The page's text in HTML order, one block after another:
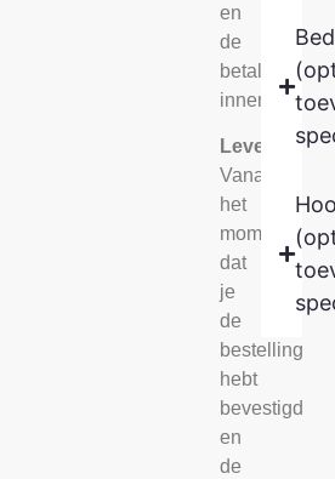
en
de
betaling
innen.
Levertijd
Vanaf
het
moment
dat
je
de
bestelling
hebt
bevestigd
en
de